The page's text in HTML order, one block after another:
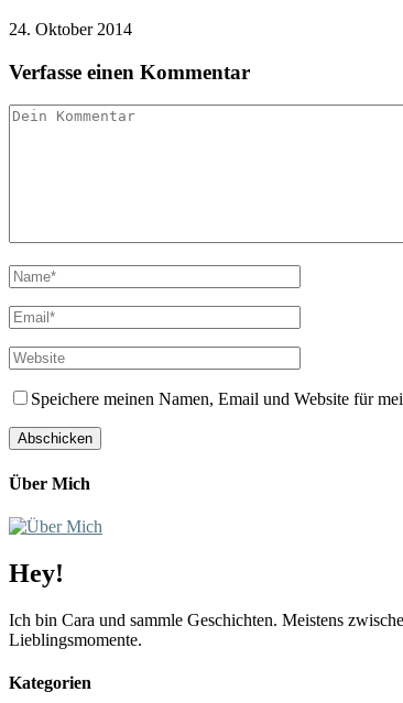
24. Oktober 2014
Verfasse einen Kommentar
Speichere meinen Namen, Email und Website für
Über Mich
Hey!
Ich bin Cara und sammle Geschichten. Meistens
Lieblingsmomente.
Kategorien